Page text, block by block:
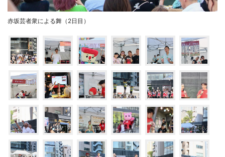
赤坂芸者衆による舞（2日目）